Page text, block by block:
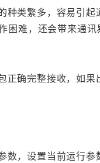
类繁多，容易引起
困难，还会带来通
正确完整接收，如果
数，设置当前运行参